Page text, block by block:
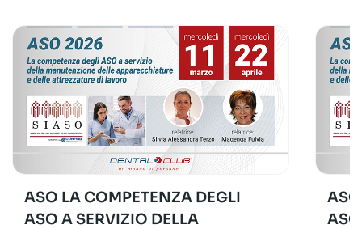
ASO LA COMPETENZA DEGLI
ASO A SERVIZIO DELLA